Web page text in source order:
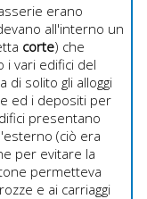
erano
all'interno un
corte) che
i vari edifici del
di solito gli alloggi
ed i depositi per
presentano
(ciò era
per evitare la
permetteva
e ai carriaggi